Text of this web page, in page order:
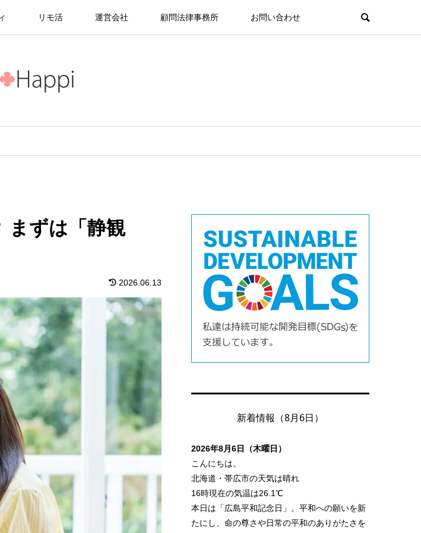
リモ活 運営会社 顧問法律事務所 お問い合わせ
まずは「静観
2026.06.13
新着情報（8月6日）
2026年8月6日（木曜日）
こんにちは。
北海道・帯広市の天気は晴れ
16時現在の気温は26.1℃
本日は「広島平和記念日」。平和への願いを新
たにし、命の尊さや日常の平和のありがたさを